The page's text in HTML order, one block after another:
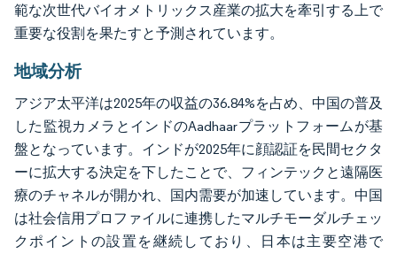
範な次世代バイオメトリックス産業の拡大を牽引する上で
重要な役割を果たすと予測されています。
地域分析
アジア太平洋は2025年の収益の36.84%を占め、中国の普及
した監視カメラとインドのAadhaarプラットフォームが基
盤となっています。インドが2025年に顔認証を民間セクタ
ーに拡大する決定を下したことで、フィンテックと遠隔医
療のチャネルが開かれ、国内需要が加速しています。中国
は社会信用プロファイルに連携したマルチモーダルチェッ
クポイントの設置を継続しており、日本は主要空港で